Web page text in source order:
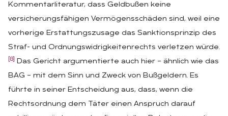
Kommentarliteratur, dass Geldbußen keine
versicherungsfähigen Vermögensschäden sind, weil eine
vorherige Erstattungszusage das Sanktionsprinzip des
Straf- und Ordnungswidrigkeitenrechts verletzen würde.
[8]
Das Gericht argumentierte auch hier – ähnlich wie das
BAG – mit dem Sinn und Zweck von Bußgeldern. Es
führte in seiner Entscheidung aus, dass, wenn die
Rechtsordnung dem Täter einen Anspruch darauf